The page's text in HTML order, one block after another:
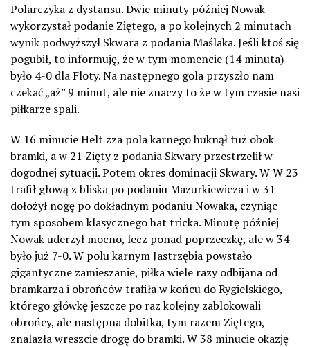
Polarczyka z dystansu. Dwie minuty później Nowak
wykorzystał podanie Ziętego, a po kolejnych 2 minutach
wynik podwyższył Skwara z podania Maślaka. Jeśli ktoś się
pogubił, to informuję, że w tym momencie (14 minuta)
było 4-0 dla Floty. Na następnego gola przyszło nam
czekać „aż” 9 minut, ale nie znaczy to że w tym czasie nasi
piłkarze spali.
W 16 minucie Helt zza pola karnego huknął tuż obok
bramki, a w 21 Zięty z podania Skwary przestrzelił w
dogodnej sytuacji. Potem okres dominacji Skwary. W W 23
trafił głową z bliska po podaniu Mazurkiewicza i w 31
dołożył nogę po dokładnym podaniu Nowaka, czyniąc
tym sposobem klasycznego hat tricka. Minutę później
Nowak uderzył mocno, lecz ponad poprzeczkę, ale w 34
było już 7-0. W polu karnym Jastrzębia powstało
gigantyczne zamieszanie, piłka wiele razy odbijana od
bramkarza i obrońców trafiła w końcu do Rygielskiego,
którego główkę jeszcze po raz kolejny zablokowali
obrońcy, ale następna dobitka, tym razem Ziętego,
znalazła wreszcie drogę do bramki. W 38 minucie okazję